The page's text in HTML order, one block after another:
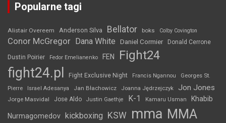
Popularne tagi
Alistair Overeem Anderson Silva Bellator boks Colby Covington
Conor McGregor Dana White Daniel Cormier Donald Cerrone
Dustin Poirier Fedor Emelianenko FEN Fight24
fight24.pl Fight Exclusive Night Francis Ngannou
Georges St.
Pierre
Israel Adesanya Jan Błachowicz Joanna Jędrzejczyk Jon Jones
Jorge Masvidal Jose Aldo Justin Gaethje K-1 Kamaru Usman Khabib
Nurmagomedov kickboxing KSW mma MMA